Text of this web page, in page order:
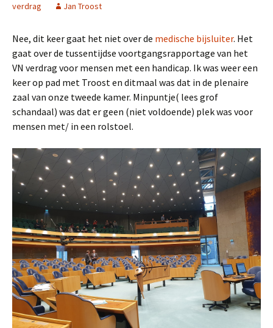
verdrag
Jan Troost
Nee, dit keer gaat het niet over de medische bijsluiter. Het
gaat over de tussentijdse voortgangsrapportage van het
VN verdrag voor mensen met een handicap. Ik was weer een
keer op pad met Troost en ditmaal was dat in de plenaire
zaal van onze tweede kamer. Minpuntje( lees grof
schandaal) was dat er geen (niet voldoende) plek was voor
mensen met/ in een rolstoel.